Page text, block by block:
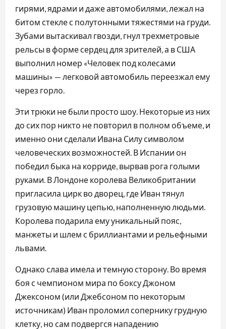
гирями, ядрами и даже автомобилями, лежал на
битом стекле с полутонными тяжестями на груди.
Зубами вытаскивал гвозди, гнул трехметровые
рельсы в форме сердец для зрителей, а в США
выполнил номер «Человек под колесами
машины» — легковой автомобиль переезжал ему
через горло.
Эти трюки не были просто шоу. Некоторые из них
до сих пор никто не повторил в полном объеме, и
именно они сделали Ивана Силу символом
человеческих возможностей. В Испании он
победил быка на корриде, вырвав рога голыми
руками. В Лондоне королева Великобритании
пригласила цирк во дворец, где Иван тянул
грузовую машину цепью, наполненную людьми.
Королева подарила ему уникальный пояс,
манжеты и шлем с бриллиантами и рельефными
львами.
Однако слава имела и темную сторону. Во время
боя с чемпионом мира по боксу Джоном
Джексоном (или Джебсоном по некоторым
источникам) Иван проломил сопернику грудную
клетку, но сам подвергся нападению